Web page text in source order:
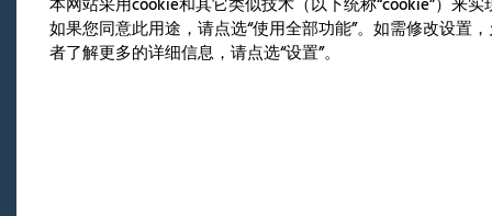
如果您同意此用途，请点选“使用全部功能”。如需修改设置
者了解更多的详细信息，请点选“设置”。